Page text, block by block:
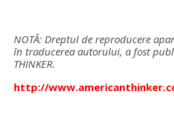
NOTĂ: Dreptul de reproducere
în traducerea autorului, a fost
THINKER.
http://